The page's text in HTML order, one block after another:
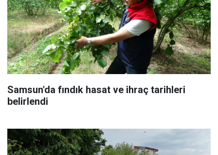
Samsun'da fındık hasat ve ihraç tarihleri
belirlendi